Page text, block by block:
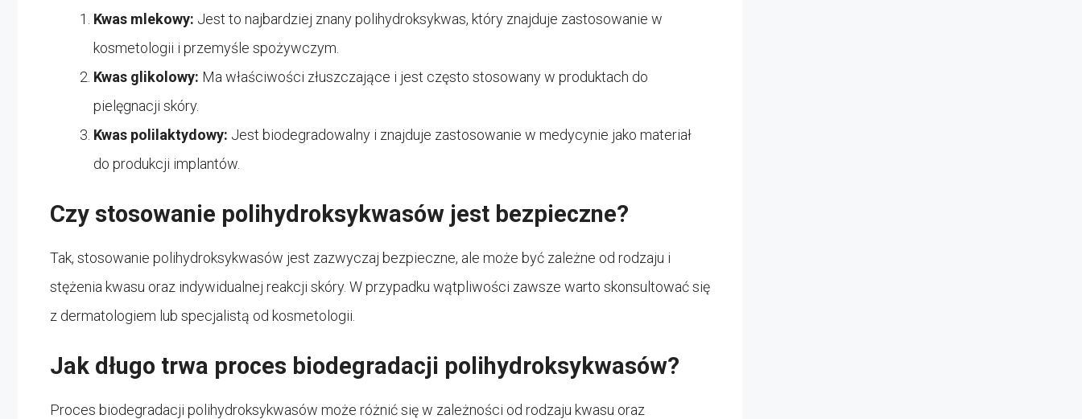
Kwas mlekowy: Jest to najbardziej znany polihydroksykwas, który znajduje zastosowanie w
kosmetologii i przemyśle spożywczym.
Kwas glikolowy: Ma właściwości złuszczające i jest często stosowany w produktach do
pielęgnacji skóry.
Kwas polilaktydowy: Jest biodegradowalny i znajduje zastosowanie w medycynie jako materiał
do produkcji implantów.
Czy stosowanie polihydroksykwasów jest bezpieczne?
Tak, stosowanie polihydroksykwasów jest zazwyczaj bezpieczne, ale może być zależne od rodzaju i
stężenia kwasu oraz indywidualnej reakcji skóry. W przypadku wątpliwości zawsze warto skonsultować się
z dermatologiem lub specjalistą od kosmetologii.
Jak długo trwa proces biodegradacji polihydroksykwasów?
Proces biodegradacji polihydroksykwasów może różnić się w zależności od rodzaju kwasu oraz